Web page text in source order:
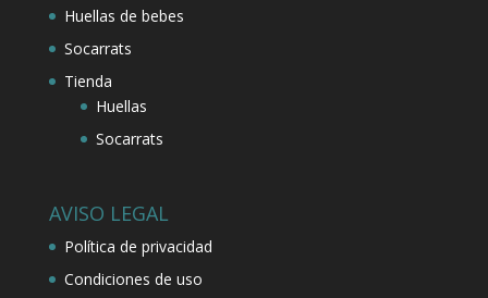
Huellas de bebes
Socarrats
Tienda
Huellas
Socarrats
AVISO LEGAL
Política de privacidad
Condiciones de uso